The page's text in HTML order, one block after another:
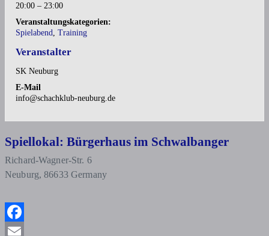
20:00 – 23:00
Veranstaltungskategorien:
Spielabend ,Training
Veranstalter
SK Neuburg
E-Mail
info@schachklub-neuburg.de
Spiellokal: Bürgerhaus im Schwalbanger
Richard-Wagner-Str. 6
Neuburg, 86633 Germany
Facebook